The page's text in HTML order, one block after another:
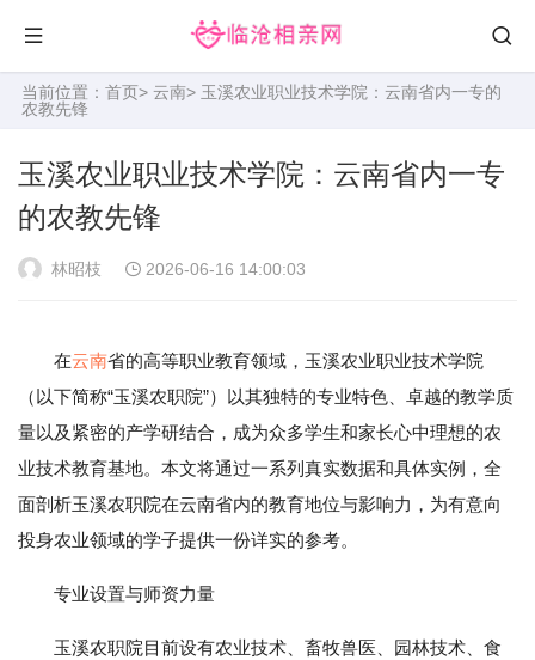
当前位置： 首页> 云南> 玉溪农业职业技术学院：云南省内一专的
农教先锋
玉溪农业职业技术学院：云南省内一专
的农教先锋
林昭枝 2026-06-16 14:00:03
在云南省的高等职业教育领域，玉溪农业职业技术学院
（以下简称“玉溪农职院”）以其独特的专业特色、卓越的教学质
量以及紧密的产学研结合，成为众多学生和家长心中理想的农
业技术教育基地。本文将通过一系列真实数据和具体实例，全
面剖析玉溪农职院在云南省内的教育地位与影响力，为有意向
投身农业领域的学子提供一份详实的参考。
专业设置与师资力量
玉溪农职院目前设有农业技术、畜牧兽医、园林技术、食